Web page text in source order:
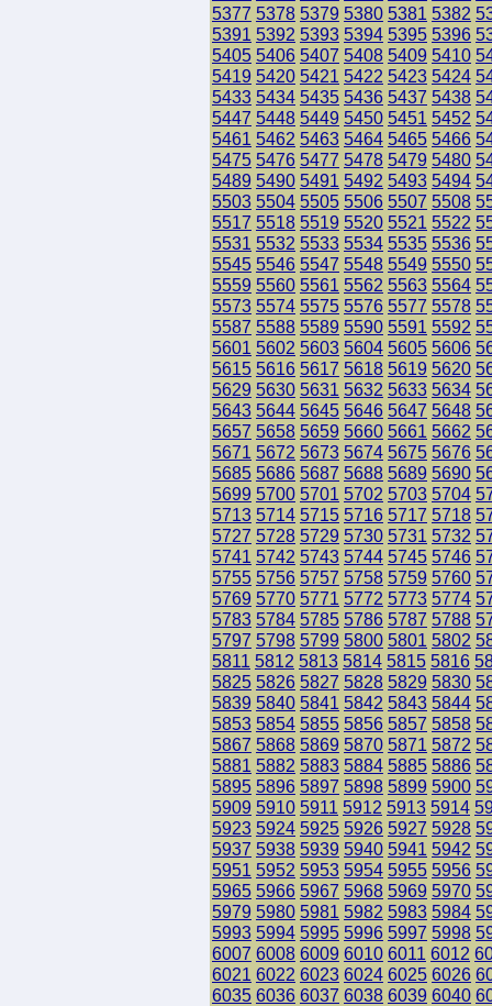
5377 5378 5379 5380 5381 5382
5391 5392 5393 5394 5395 5396
5405 5406 5407 5408 5409 5410
5419 5420 5421 5422 5423 5424
5433 5434 5435 5436 5437 5438
5447 5448 5449 5450 5451 5452
5461 5462 5463 5464 5465 5466
5475 5476 5477 5478 5479 5480
5489 5490 5491 5492 5493 5494
5503 5504 5505 5506 5507 5508
5517 5518 5519 5520 5521 5522
5531 5532 5533 5534 5535 5536
5545 5546 5547 5548 5549 5550
5559 5560 5561 5562 5563 5564
5573 5574 5575 5576 5577 5578
5587 5588 5589 5590 5591 5592
5601 5602 5603 5604 5605 5606
5615 5616 5617 5618 5619 5620
5629 5630 5631 5632 5633 5634
5643 5644 5645 5646 5647 5648
5657 5658 5659 5660 5661 5662
5671 5672 5673 5674 5675 5676
5685 5686 5687 5688 5689 5690
5699 5700 5701 5702 5703 5704
5713 5714 5715 5716 5717 5718
5727 5728 5729 5730 5731 5732
5741 5742 5743 5744 5745 5746
5755 5756 5757 5758 5759 5760
5769 5770 5771 5772 5773 5774
5783 5784 5785 5786 5787 5788
5797 5798 5799 5800 5801 5802
5811 5812 5813 5814 5815 5816
5825 5826 5827 5828 5829 5830
5839 5840 5841 5842 5843 5844
5853 5854 5855 5856 5857 5858
5867 5868 5869 5870 5871 5872
5881 5882 5883 5884 5885 5886
5895 5896 5897 5898 5899 5900
5909 5910 5911 5912 5913 5914
5923 5924 5925 5926 5927 5928
5937 5938 5939 5940 5941 5942
5951 5952 5953 5954 5955 5956
5965 5966 5967 5968 5969 5970
5979 5980 5981 5982 5983 5984
5993 5994 5995 5996 5997 5998
6007 6008 6009 6010 6011 6012
6021 6022 6023 6024 6025 6026
6035 6036 6037 6038 6039 6040